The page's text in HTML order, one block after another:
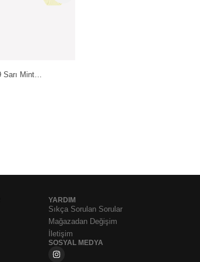
Daymod Lady Fity 15…
YARDIM
Sıkça Sorulan Sorular
Mağazadan Değişim
İletişim
SOSYAL MEDYA